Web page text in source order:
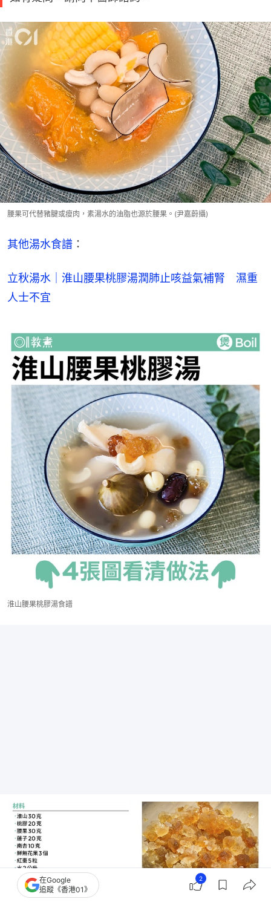
腰果可代替豬腱或瘦肉，素湯水的油脂也源於腰果。(尹嘉蔚攝)
其他湯水食譜 ：
立秋湯水｜淮山腰果桃膠湯潤肺止咳益氣補腎　濕重
人士不宜
淮山腰果桃膠湯食譜
在Google
追蹤《香港01》
2